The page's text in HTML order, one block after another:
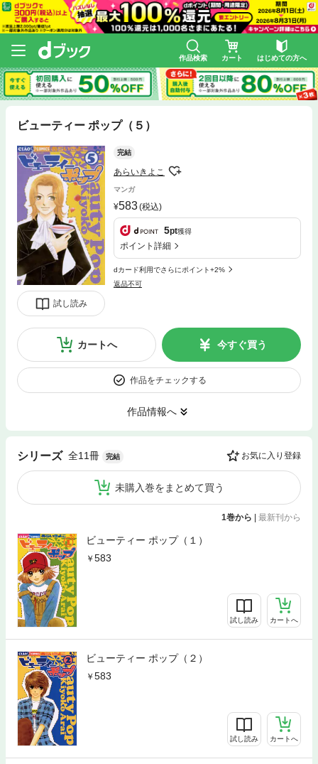
作品検索 カート はじめての方へ
ビューティー ポップ（５）
試し読み
完結
あらいきよこ
マンガ
583(税込)
5pt獲得
ポイント詳細
dカード利用でさらにポイント+2%
返品不可
カートへ 今すぐ買う
作品をチェックする
作品情報へ
シリーズ 全11冊 完結 お気に入り登録
未購入巻をまとめて買う
1巻から 最新刊から
ビューティー ポップ（１）
583
試し読み カートへ
ビューティー ポップ（２）
583
試し読み カートへ